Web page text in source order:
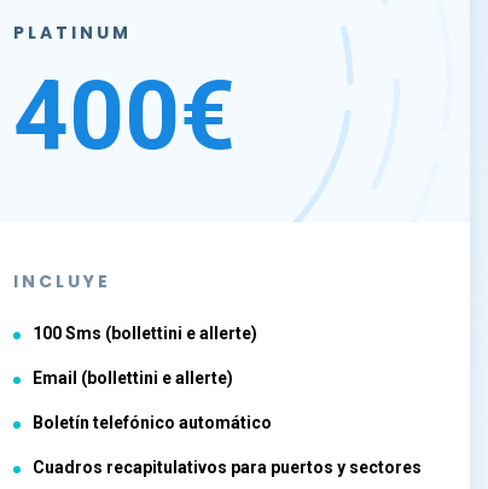
PLATINUM
400€
INCLUYE
100 Sms (bollettini e allerte)
Email (bollettini e allerte)
Boletín telefónico automático
Cuadros recapitulativos para puertos y sectores